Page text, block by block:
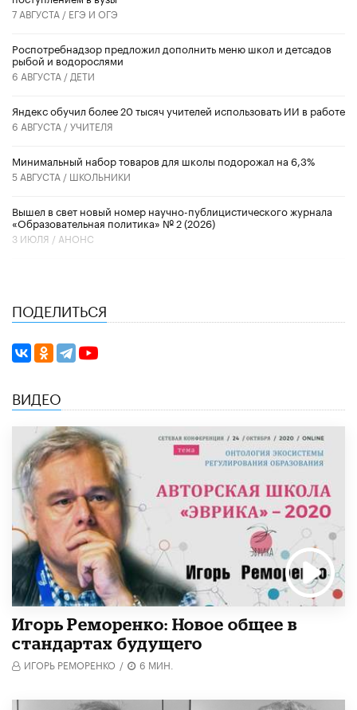
7 АВГУСТА / ЕГЭ И ОГЭ
Роспотребнадзор предложил дополнить меню школ и детсадов
рыбой и водорослями
6 АВГУСТА / ДЕТИ
​Яндекс обучил более 20 тысяч учителей использовать ИИ в работе
6 АВГУСТА /УЧИТЕЛЯ
Минимальный набор товаров для школы подорожал на 6,3%
5 АВГУСТА / ШКОЛЬНИКИ
Вышел в свет новый номер научно-публицистического журнала
«Образовательная политика» № 2 (2026)
3 ИЮЛЯ / АНОНС
ПОДЕЛИТЬСЯ
ВИДЕО
Игорь Реморенко: Новое общее в
стандартах будущего
ИГОРЬ РЕМОРЕНКО / 6 МИН.